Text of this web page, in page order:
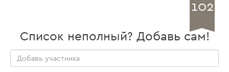
102
Список неполный? Добавь сам!